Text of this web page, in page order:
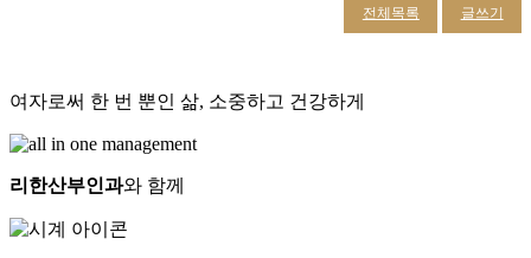
전체목록 글쓰기
여자로써 한 번 뿐인 삶, 소중하고 건강하게
리한산부인과와 함께